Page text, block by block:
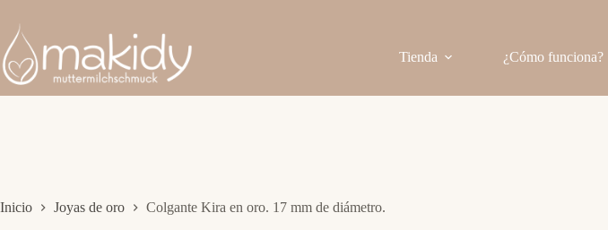
contenido
Tienda
¿Cómo funciona?
Inicio Joyas de oro Colgante Kira en oro. 17 mm de diámetro.